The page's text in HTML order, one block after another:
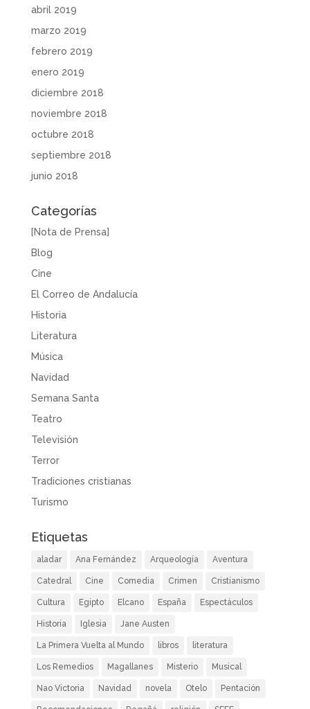
abril 2019
marzo 2019
febrero 2019
enero 2019
diciembre 2018
noviembre 2018
octubre 2018
septiembre 2018
junio 2018
Categorías
[Nota de Prensa]
Blog
Cine
El Correo de Andalucía
Historia
Literatura
Música
Navidad
Semana Santa
Teatro
Televisión
Terror
Tradiciones cristianas
Turismo
Etiquetas
aladar Ana Fernández Arqueología Aventura
Catedral Cine Comedia Crimen Cristianismo
Cultura Egipto Elcano España Espectáculos
Historia Iglesia Jane Austen
La Primera Vuelta al Mundo libros literatura
Los Remedios Magallanes Misterio Musical
Nao Victoria Navidad novela Otelo Pentación